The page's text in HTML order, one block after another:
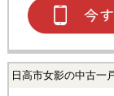
日高市女影の中古一